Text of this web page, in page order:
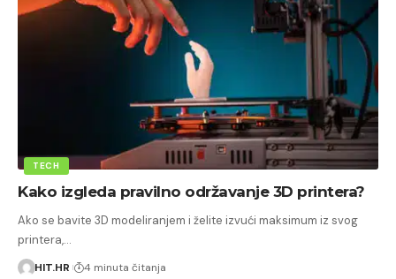
TECH
Kako izgleda pravilno održavanje 3D printera?
Ako se bavite 3D modeliranjem i želite izvući maksimum iz svog
printera,…
HIT.HR 4 minuta čitanja